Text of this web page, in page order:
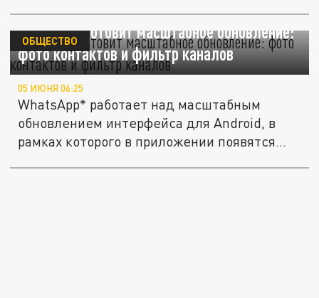
WhatsApp готовит масштабное обновление:
фото контактов и фильтр каналов
ОБЩЕСТВО
05 ИЮНЯ 06:25
WhatsApp* работает над масштабным
обновлением интерфейса для Android, в
рамках которого в приложении появятся...